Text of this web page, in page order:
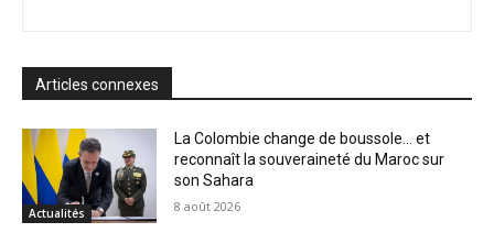
Articles connexes
Actualités
La Colombie change de boussole… et
reconnaît la souveraineté du Maroc sur
son Sahara
8 août 2026